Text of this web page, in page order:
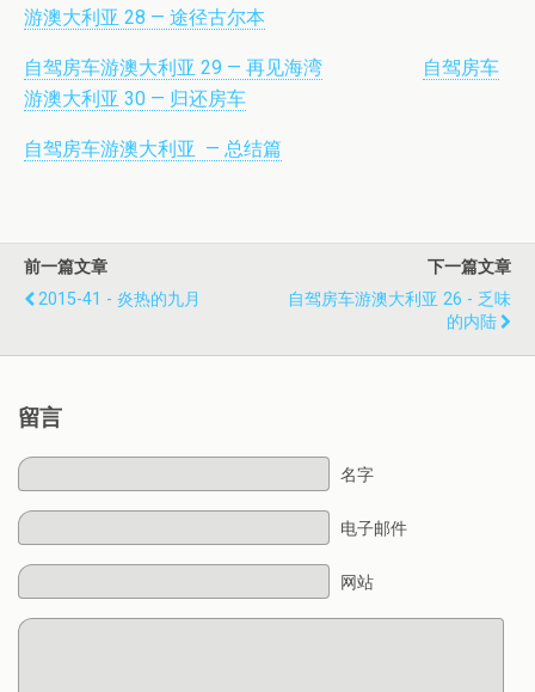
游澳大利亚 28 — 途径古尔本
自驾房车游澳大利亚 29 — 再见海湾
自驾房车
游澳大利亚 30 — 归还房车
自驾房车游澳大利亚 — 总结篇
前一篇文章
2015-41 - 炎热的九月
下一篇文章
自驾房车游澳大利亚 26 - 乏味
的内陆
留言
名字
电子邮件
网站